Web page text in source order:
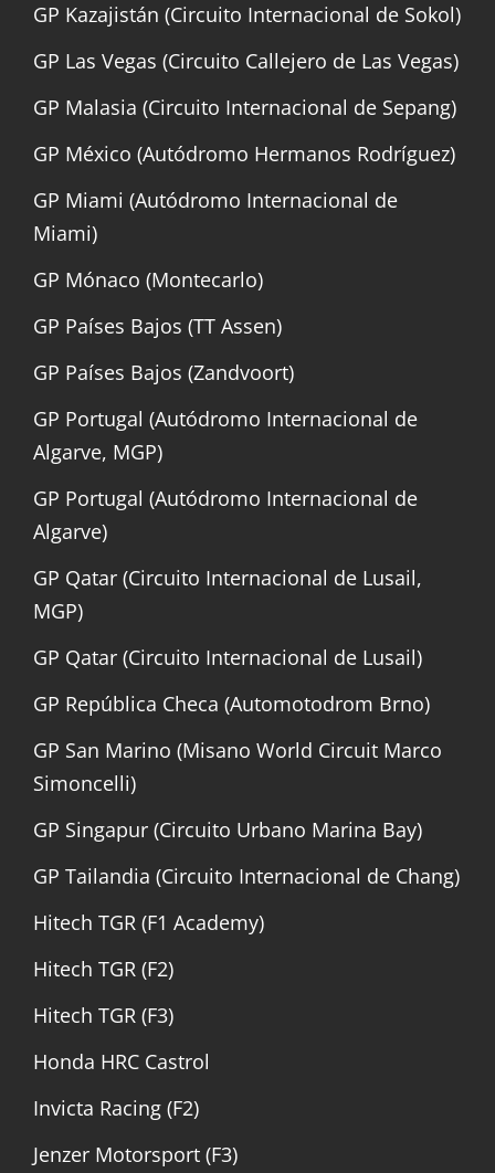
GP Kazajistán (Circuito Internacional de Sokol)
GP Las Vegas (Circuito Callejero de Las Vegas)
GP Malasia (Circuito Internacional de Sepang)
GP México (Autódromo Hermanos Rodríguez)
GP Miami (Autódromo Internacional de
Miami)
GP Mónaco (Montecarlo)
GP Países Bajos (TT Assen)
GP Países Bajos (Zandvoort)
GP Portugal (Autódromo Internacional de
Algarve, MGP)
GP Portugal (Autódromo Internacional de
Algarve)
GP Qatar (Circuito Internacional de Lusail,
MGP)
GP Qatar (Circuito Internacional de Lusail)
GP República Checa (Automotodrom Brno)
GP San Marino (Misano World Circuit Marco
Simoncelli)
GP Singapur (Circuito Urbano Marina Bay)
GP Tailandia (Circuito Internacional de Chang)
Hitech TGR (F1 Academy)
Hitech TGR (F2)
Hitech TGR (F3)
Honda HRC Castrol
Invicta Racing (F2)
Jenzer Motorsport (F3)